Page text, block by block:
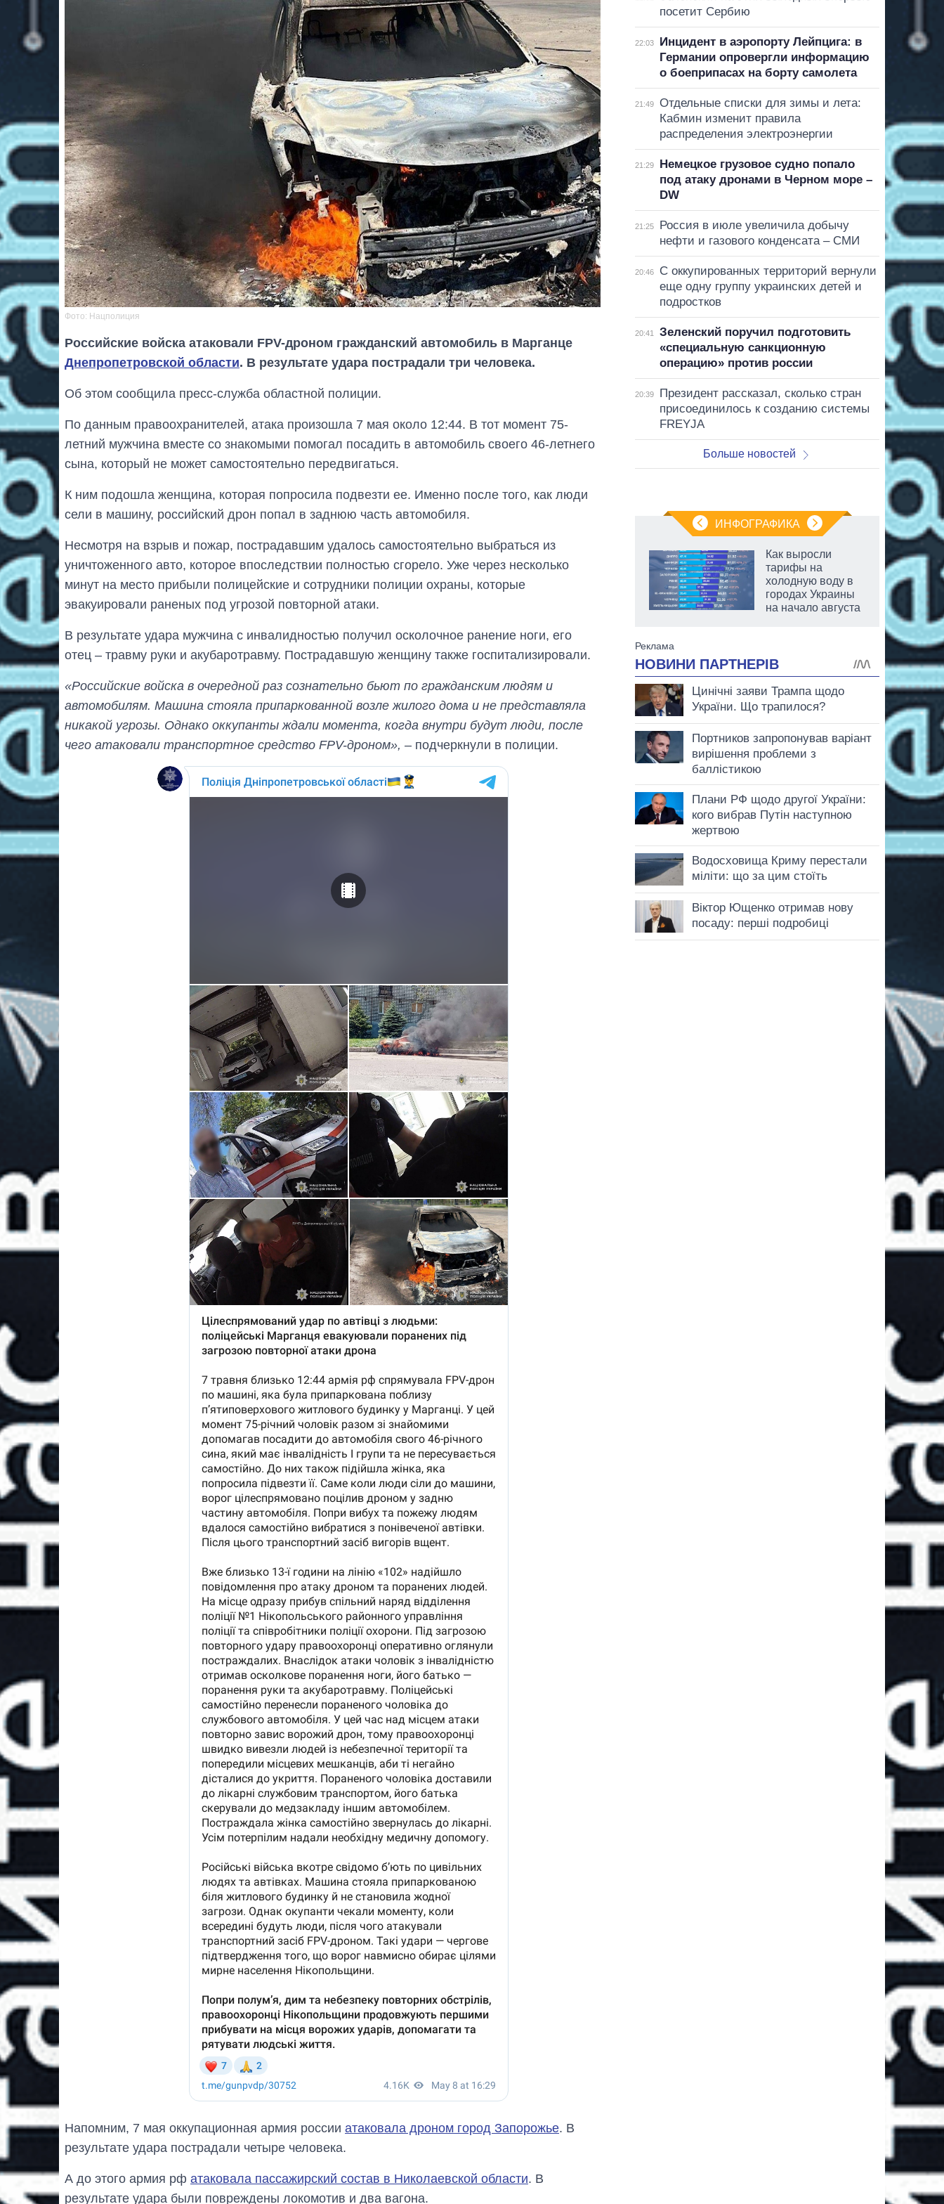
Фото: Нацполиция
Российские войска атаковали FPV-дроном гражданский автомобиль в Марганце
Днепропетровской области. В результате удара пострадали три человека.
Об этом сообщила пресс-служба областной полиции.
По данным правоохранителей, атака произошла 7 мая около 12:44. В тот момент 75-
летний мужчина вместе со знакомыми помогал посадить в автомобиль своего 46-летнего
сына, который не может самостоятельно передвигаться.
К ним подошла женщина, которая попросила подвезти ее. Именно после того, как люди
сели в машину, российский дрон попал в заднюю часть автомобиля.
Несмотря на взрыв и пожар, пострадавшим удалось самостоятельно выбраться из
уничтоженного авто, которое впоследствии полностью сгорело. Уже через несколько
минут на место прибыли полицейские и сотрудники полиции охраны, которые
эвакуировали раненых под угрозой повторной атаки.
В результате удара мужчина с инвалидностью получил осколочное ранение ноги, его
отец – травму руки и акубаротравму. Пострадавшую женщину также госпитализировали.
«Российские войска в очередной раз сознательно бьют по гражданским людям и
автомобилям. Машина стояла припаркованной возле жилого дома и не представляла
никакой угрозы. Однако оккупанты ждали момента, когда внутри будут люди, после
чего атаковали транспортное средство FPV-дроном», – подчеркнули в полиции.
Напомним, 7 мая оккупационная армия россии атаковала дроном город Запорожье. В
результате удара пострадали четыре человека.
А до этого армия рф атаковала пассажирский состав в Николаевской области. В
результате удара были повреждены локомотив и два вагона.
посетит Сербию
22:03
Инцидент в аэропорту Лейпцига: в
Германии опровергли информацию
о боеприпасах на борту самолета
21:49
Отдельные списки для зимы и лета:
Кабмин изменит правила
распределения электроэнергии
21:29
Немецкое грузовое судно попало
под атаку дронами в Черном море –
DW
21:25
Россия в июле увеличила добычу
нефти и газового конденсата – СМИ
20:46
С оккупированных территорий вернули
еще одну группу украинских детей и
подростков
20:41
Зеленский поручил подготовить
«специальную санкционную
операцию» против россии
20:39
Президент рассказал, сколько стран
присоединилось к созданию системы
FREYJA
Больше новостей
ИНФОГРАФИКА
бюджет
Министерства
Как выросли
тарифы на
холодную воду в
городах Украины
на начало августа